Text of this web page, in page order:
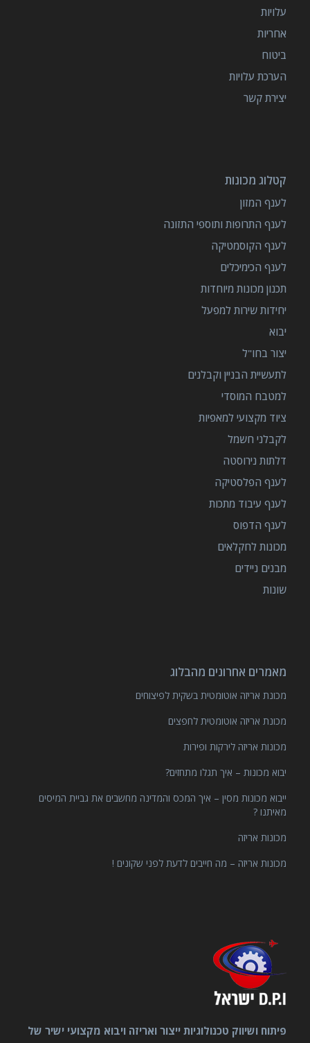
עלויות
אחריות
ביטוח
הערכת עלויות
יצירת קשר
קטלוג מכונות
לענף המזון
לענף התרופות ותוספי התזונה
לענף הקוסמטיקה
לענף הכימיכלים
תכנון מכונות מיוחדות
יחידות שירות למפעל
יבוא
יצור בחו"ל
לתעשיית הבניין וקבלנים
למטבח המוסדי
ציוד מקצועי למאפיות
לקבלני חשמל
דלתות נירוסטה
לענף הפלסטיקה
לענף עיבוד מתכות
לענף הדפוס
מכונות לחקלאים
מבנים ניידים
שונות
מאמרים אחרונים מהבלוג
מכונת אריזה אוטומטית בשקית לפיצוחים
מכונת אריזה אוטומטית לחפצים
מכונות אריזה לירקות ופירות
יבוא מכונות – איך תגלו מתחזים?
ייבוא מכונות מסין – איך המכס והמדינה מחשבים את גביית המיסים
מאיתנו ?
מכונות אריזה
מכונות אריזה – מה חייבים לדעת לפני שקונים !
פיתוח ושיווק טכנולוגיות ייצור ואריזה ויבוא מקצועי ישיר של